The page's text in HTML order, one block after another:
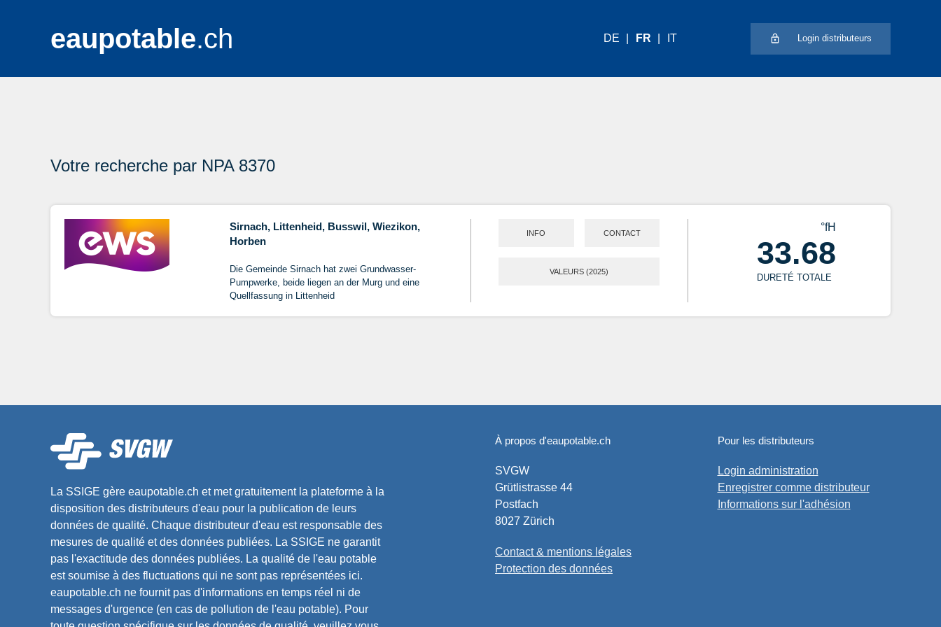
eaupotable.ch DE FR IT Login distributeurs
Votre recherche par NPA 8370
Sirnach, Littenheid, Busswil, Wiezikon,
Horben
Die Gemeinde Sirnach hat zwei Grundwasser-
Pumpwerke, beide liegen an der Murg und eine
Quellfassung in Littenheid
INFO CONTACT
VALEURS (2025)
°fH
33.68
DURETÉ TOTALE
La SSIGE gère eaupotable.ch et met gratuitement la plateforme à la
disposition des distributeurs d'eau pour la publication de leurs
données de qualité. Chaque distributeur d'eau est responsable des
mesures de qualité et des données publiées. La SSIGE ne garantit
pas l'exactitude des données publiées. La qualité de l'eau potable
est soumise à des fluctuations qui ne sont pas représentées ici.
eaupotable.ch ne fournit pas d'informations en temps réel ni de
messages d'urgence (en cas de pollution de l'eau potable). Pour
À propos d'eaupotable.ch
SVGW
Grütlistrasse 44
Postfach
8027 Zürich
Contact & mentions légales
Protection des données
Pour les distributeurs
Login administration
Enregistrer comme distributeur
Informations sur l'adhésion